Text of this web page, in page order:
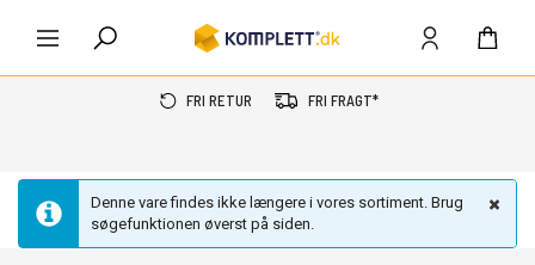
FRI RETUR FRI FRAGT*
Denne vare findes ikke længere i vores sortiment. Brug
søgefunktionen øverst på siden.